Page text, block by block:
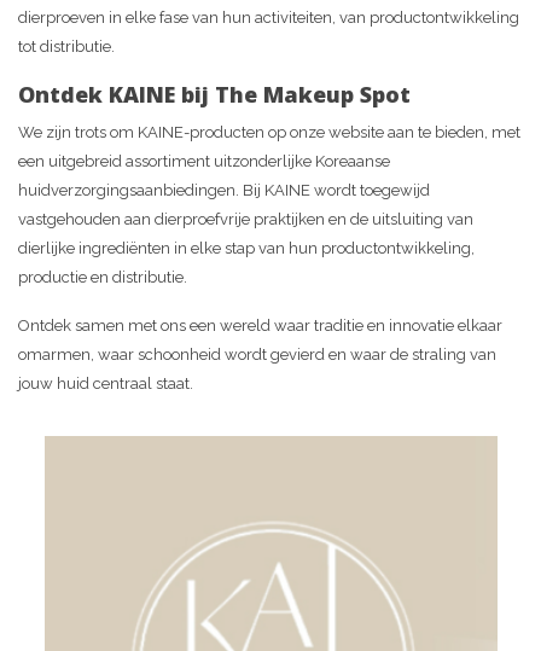
dierproeven in elke fase van hun activiteiten, van productontwikkeling
tot distributie.
Ontdek KAINE bij The Makeup Spot
We zijn trots om KAINE-producten op onze website aan te bieden, met
een uitgebreid assortiment uitzonderlijke Koreaanse
huidverzorgingsaanbiedingen. Bij KAINE wordt toegewijd
vastgehouden aan dierproefvrije praktijken en de uitsluiting van
dierlijke ingrediënten in elke stap van hun productontwikkeling,
productie en distributie.
Ontdek samen met ons een wereld waar traditie en innovatie elkaar
omarmen, waar schoonheid wordt gevierd en waar de straling van
jouw huid centraal staat.